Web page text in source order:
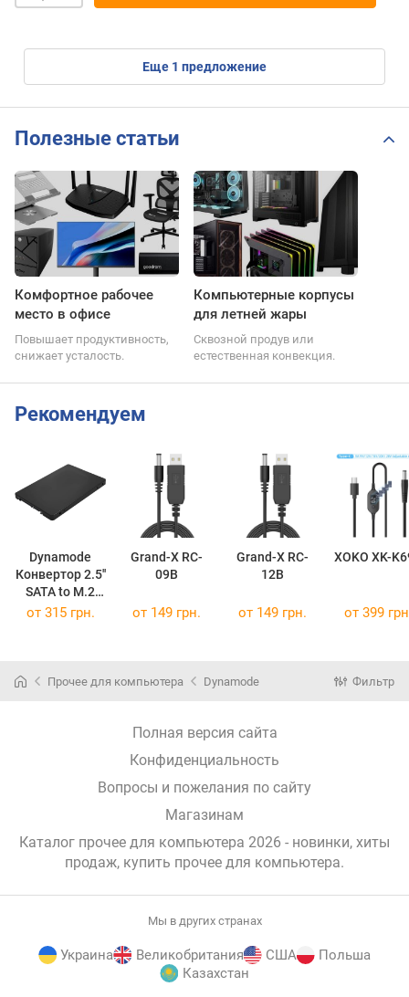
eще 1 предложение
Полезные статьи
Комфортное рабочее
место в офисе
Повышает продуктивность,
снижает усталость.
Компьютерные корпусы
для летней жары
Сквозной продув или
естественная конвекция.
Рекомендуем
Dynamode
Конвертор 2.5''
SATA to M.2
(NGFF) SSD
22*80mm
Grand-X RC-
09B
Grand-X RC-
12B
XOKO XK-
от 315 грн. от 149 грн. от 149 грн. от 399
Прочее для компьютера Dynamode Фильтр
Полная версия сайта
Конфиденциальность
Вопросы и пожелания по сайту
Магазинам
Каталог прочее для компьютера 2026 - новинки, хиты
продаж, купить прочее для компьютера.
Мы в других странах
Украина Великобритания США
Польша
Казахстан